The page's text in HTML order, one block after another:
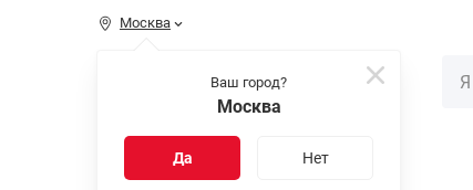
Москва
Ваш город?
Москва
Да Нет
КАТАЛОГ
Распродажа